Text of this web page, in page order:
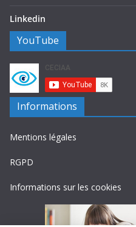
Linkedin
YouTube
Informations
Mentions légales
RGPD
Informations sur les cookies